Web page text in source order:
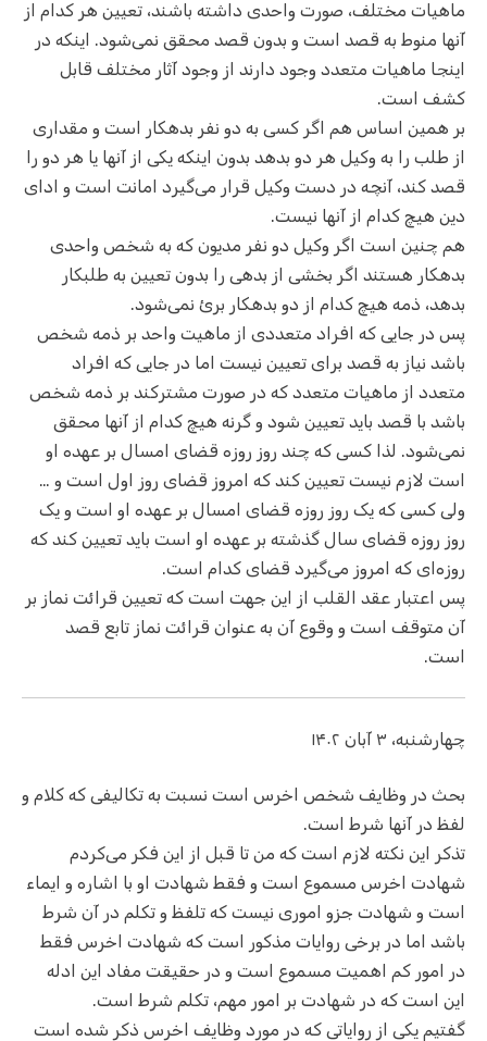
ماهیات مختلف، صورت واحدی داشته باشند، تعیین هر کدام از
آنها منوط به قصد است و بدون قصد محقق نمی‌شود. اینکه در
اینجا ماهیات متعدد وجود دارند از وجود آثار مختلف قابل
کشف است.
بر همین اساس هم اگر کسی به دو نفر بدهکار است و مقداری
از طلب را به وکیل هر دو بدهد بدون اینکه یکی از آنها یا هر دو را
قصد کند، آنچه در دست وکیل قرار می‌گیرد امانت است و ادای
دین هیچ کدام از آنها نیست.
هم چنین است اگر وکیل دو نفر مدیون که به شخص واحدی
بدهکار هستند اگر بخشی از بدهی را بدون تعیین به طلبکار
بدهد، ذمه هیچ کدام از دو بدهکار برئ نمی‌شود.
پس در جایی که افراد متعددی از ماهیت واحد بر ذمه شخص
باشد نیاز به قصد برای تعیین نیست اما در جایی که افراد
متعدد از ماهیات متعدد که در صورت مشترکند بر ذمه شخص
باشد با قصد باید تعیین شود و گرنه هیچ کدام از آنها محقق
نمی‌شود. لذا کسی که چند روز روزه قضای امسال بر عهده او
است لازم نیست تعیین کند که امروز قضای روز اول است و …
ولی کسی که یک روز روزه قضای امسال بر عهده او است و یک
روز روزه قضای سال گذشته بر عهده او است باید تعیین کند که
روزه‌ای که امروز می‌گیرد قضای کدام است.
پس اعتبار عقد القلب از این جهت است که تعیین قرائت نماز بر
آن متوقف است و وقوع آن به عنوان قرائت نماز تابع قصد
است.
چهارشنبه، ۳ آبان ۱۴۰۲
بحث در وظایف شخص اخرس است نسبت به تکالیفی که کلام و
لفظ در آنها شرط است.
تذکر این نکته لازم است که من تا قبل از این فکر می‌کردم
شهادت اخرس مسموع است و فقط شهادت او با اشاره و ایماء
است و شهادت جزو اموری نیست که تلفظ و تکلم در آن شرط
باشد اما در برخی روایات مذکور است که شهادت اخرس فقط
در امور کم اهمیت مسموع است و در حقیقت مفاد این ادله
این است که در شهادت بر امور مهم، تکلم شرط است.
گفتیم یکی از روایاتی که در مورد وظایف اخرس ذکر شده است